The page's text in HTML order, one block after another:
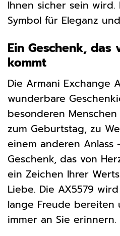
Ihnen sicher sein wird.
Symbol für Eleganz
Ein Geschenk, das
kommt
Die Armani Exchange
wunderbare
besonderen
zum Geburtstag, zu
einem anderen Anlass
Geschenk, das von
ein Zeichen Ihrer
Liebe. Die AX5579
lange Freude
immer an Sie erinnern.